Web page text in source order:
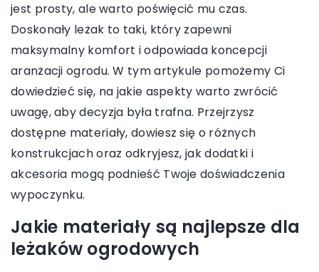
jest prosty, ale warto poświęcić mu czas.
Doskonały leżak to taki, który zapewni
maksymalny komfort i odpowiada koncepcji
aranżacji ogrodu. W tym artykule pomożemy Ci
dowiedzieć się, na jakie aspekty warto zwrócić
uwagę, aby decyzja była trafna. Przejrzysz
dostępne materiały, dowiesz się o różnych
konstrukcjach oraz odkryjesz, jak dodatki i
akcesoria mogą podnieść Twoje doświadczenia
wypoczynku.
Jakie materiały są najlepsze dla
leżaków ogrodowych